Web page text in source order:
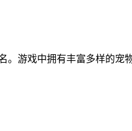
游戏中拥有丰富多样的